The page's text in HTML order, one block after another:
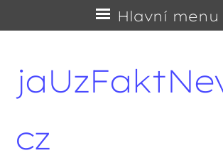
cz
Hlavní menu
na